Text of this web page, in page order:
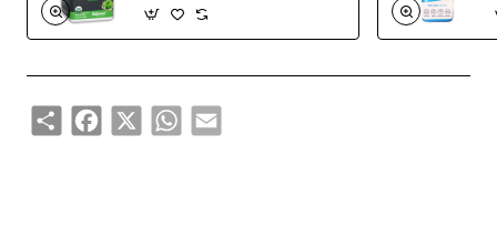
ShareFacebook
X WhatsApp
Email